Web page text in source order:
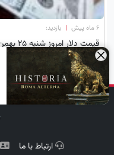
۶ ماه پیش | بازدید:
قیمت دلار امروز شنبه 25 بهمن 1404
×
ارتباط با ما